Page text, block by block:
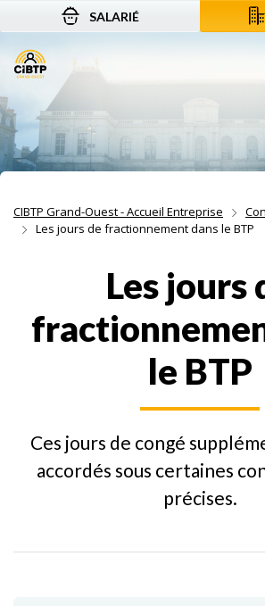
Aller au contenu
Aller à la recherche
Aller à la navigation
SALARIÉ
CIBTP Grand-Ouest - Accueil Entreprise
Les jours de fractionnement dans le BTP
Les jours
le BTP
Ces jours de congé
accordés sous certaines
précises.